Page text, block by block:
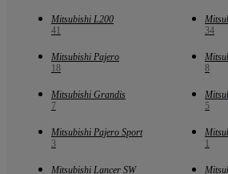
Mitsubishi L200
41
34
Mitsubishi Pajero
18
8
Mitsubishi Grandis
7
5
Mitsubishi Pajero Sport
3
1
Mitsubishi Lancer SW